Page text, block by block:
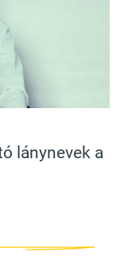
lánynevek a